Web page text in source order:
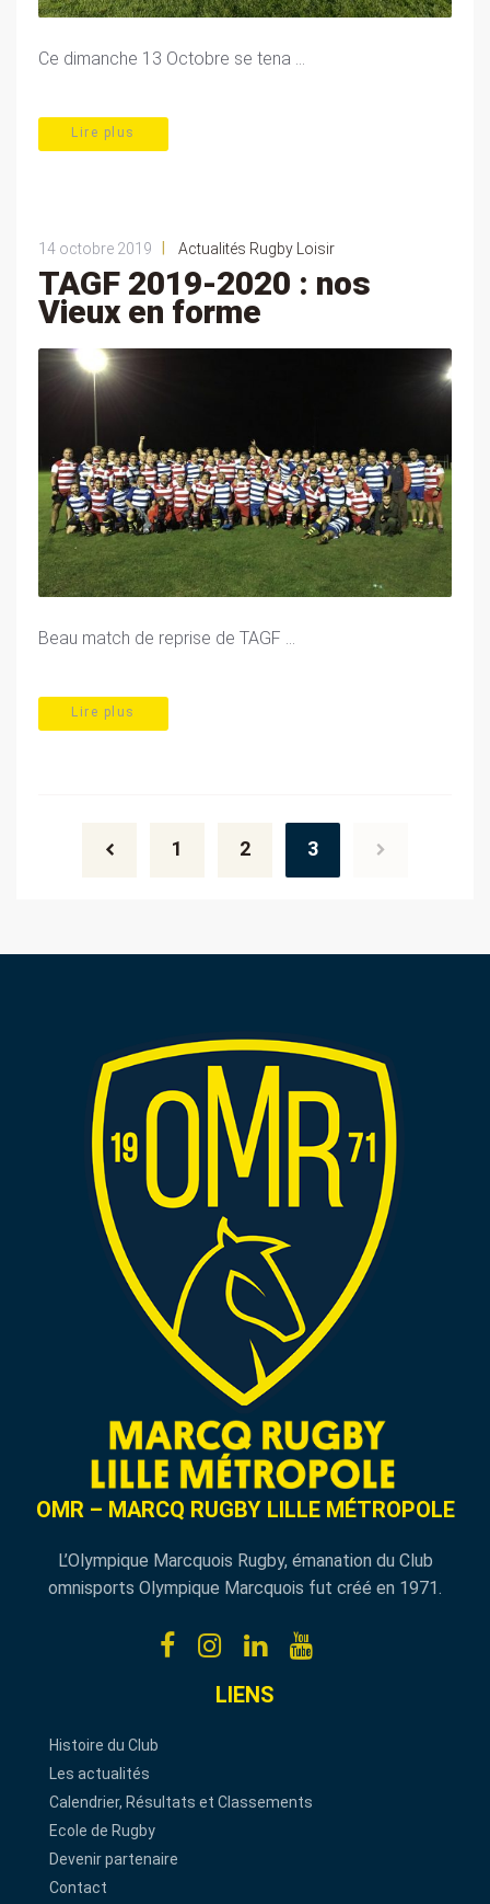
Ce dimanche 13 Octobre se tena ...
Lire plus
14 octobre 2019 Actualités Rugby Loisir
TAGF 2019-2020 : nos
Vieux en forme
Beau match de reprise de TAGF ...
Lire plus
navigation
1 2 3
OMR – MARCQ RUGBY LILLE MÉTROPOLE
L’Olympique Marcquois Rugby, émanation du Club
omnisports Olympique Marcquois fut créé en 1971.
LIENS
Histoire du Club
Les actualités
Calendrier, Résultats et Classements
Ecole de Rugby
Devenir partenaire
Contact